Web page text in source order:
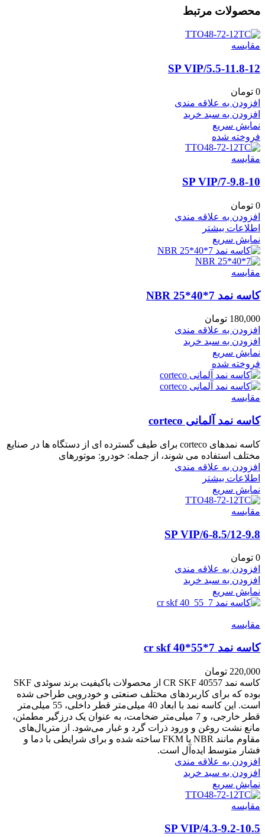
محصولات مرتبط
مقايسه
5.5-11.8-12/SP VIP
0 تومان
افزودن به علاقه مندی
افزودن به سبد خرید
نمایش سریع
فروخته شده
مقايسه
7-9.8-10/SP VIP
0 تومان
افزودن به علاقه مندی
اطلاعات بیشتر
نمایش سریع
مقايسه
کاسه نمد NBR 25*40*7
180,000 تومان
افزودن به علاقه مندی
افزودن به سبد خرید
نمایش سریع
فروخته شده
مقايسه
کاسه نمد آلمانی corteco
کاسه نمدهای corteco برای طیف گسترده ای از دستگاه ها در صنایع
مختلف استفاده می شوند، از جمله: خودرو: موتورهای
افزودن به علاقه مندی
اطلاعات بیشتر
نمایش سریع
مقايسه
6-8.5/12-9.8/SP VIP
0 تومان
افزودن به علاقه مندی
افزودن به سبد خرید
نمایش سریع
مقايسه
کاسه نمد cr skf 40*55*7
220,000 تومان
کاسه نمد CR SKF 40557 از محصولات باکیفیت برند سوئدی SKF
بوده که برای کاربردهای مختلف صنعتی و خودرویی طراحی شده
است. این کاسه نمد با ابعاد 40 میلی‌متر قطر داخلی، 55 میلی‌متر
قطر خارجی، و 7 میلی‌متر ضخامت، به عنوان یک درزگیر مطمئن،
مانع نشت روغن و ورود ذرات گرد و غبار می‌شود. از متریال‌های
مقاوم مانند NBR یا FKM ساخته شده و برای شرایطی با دما و
فشار متوسط ایده‌آل است.
افزودن به علاقه مندی
افزودن به سبد خرید
نمایش سریع
مقايسه
4.3-9.2-10.5/SP VIP